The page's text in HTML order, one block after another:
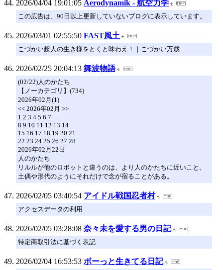
2026/04/04 19:01:05 Aerodynamik - 航空力学
この広告は、90日以上更新していないブログに表示しています。
2026/03/01 02:55:50 FAST風土
こづかい超人の生き様をとくと味わえ！｜こづかい万歳
2026/02/25 20:04:13 舞波物語
(02/22)人のかたち
【ノーカテゴリ】(734)
2026年02月(1)
<< 2026年02月 >>
1 2 3 4 5 6 7
8 9 10 11 12 13 14
15 16 17 18 19 20 21
22 23 24 25 26 27 28
2026年02月22日
人のかたち
リルルが他のロボットと違うのは、より人のかたちに近いこと。
土偶や形代のようにそれだけで念が宿ることがある。
2026/02/05 03:40:54 アイドル戦国忍者村
アクセスデータの利用
2026/02/05 03:28:08 奈々未を愛する男の日記
特定商取引法に基づく表記
2026/02/04 16:53:53 ボーっと生きてる日記